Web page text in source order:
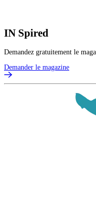
IN Spired
Demandez gratuitement le
Demander le magazine